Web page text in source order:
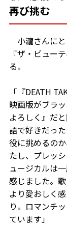
再び挑む
小瀧さんに
『ザ・ビュー
る。
「『DEATH
映画版がブラ
よろしく』だ
語で好きだっ
役に挑めるの
たし、プレッ
ュージカルは
感じました。
より愛おしく
り。ロマンチ
ています」